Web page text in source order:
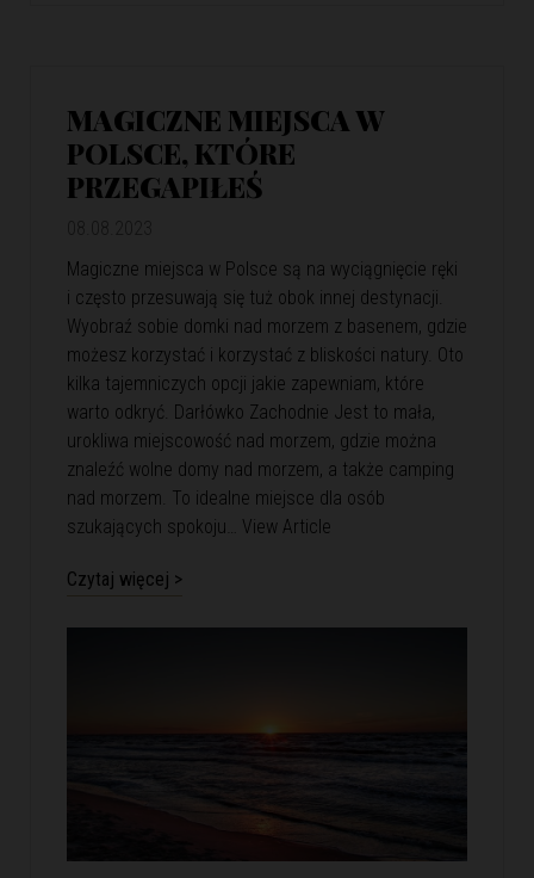
MAGICZNE MIEJSCA W
POLSCE, KTÓRE
PRZEGAPIŁEŚ
Magiczne miejsca w Polsce są na wyciągnięcie ręki
i często przesuwają się tuż obok innej destynacji.
Wyobraź sobie domki nad morzem z basenem, gdzie
możesz korzystać i korzystać z bliskości natury. Oto
kilka tajemniczych opcji jakie zapewniam, które
warto odkryć. Darłówko Zachodnie Jest to mała,
urokliwa miejscowość nad morzem, gdzie można
znaleźć wolne domy nad morzem, a także camping
nad morzem. To idealne miejsce dla osób
szukających spokoju… View Article
Czytaj więcej >